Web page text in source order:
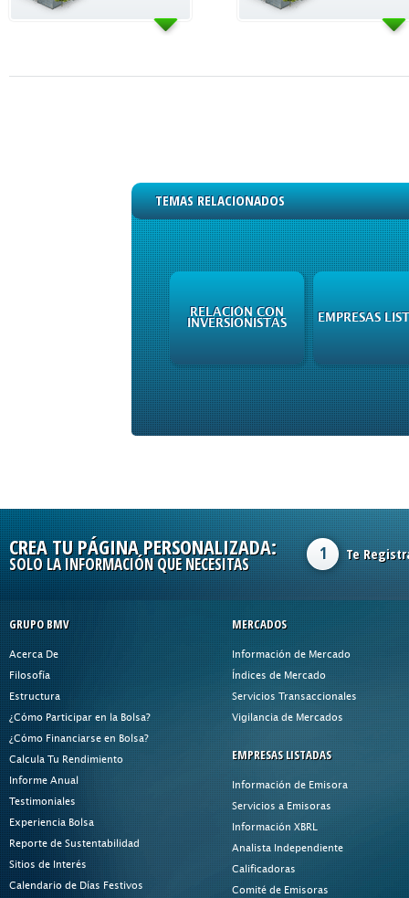
TEMAS RELACIONADOS
RELACIÓN CON
INVERSIONISTAS
EMPRESAS
CREA TU PÁGINA PERSONALIZADA:
SOLO LA INFORMACIÓN QUE NECESITAS
1 Te
GRUPO BMV
Acerca De
Filosofía
Estructura
¿Cómo Participar en la Bolsa?
¿Cómo Financiarse en Bolsa?
Calcula Tu Rendimiento
Informe Anual
Testimoniales
Experiencia Bolsa
Reporte de Sustentabilidad
Sitios de Interés
Calendario de Días Festivos
MERCADOS
Información de Mercado
Índices de Mercado
Servicios Transaccionales
Vigilancia de Mercados
EMPRESAS LISTADAS
Información de Emisora
Servicios a Emisoras
Información XBRL
Analista Independiente
Calificadoras
Comité de Emisoras